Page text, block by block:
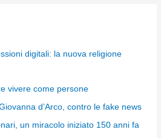
digitali: la nuova religione
vivere come persone
d’Arco, contro le fake news
un miracolo iniziato 150 anni fa